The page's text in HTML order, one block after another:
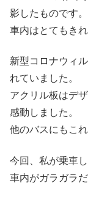
影したものです。
車内はとてもきれ
新型コロナウィ
れていました。
アクリル板はデ
感動しました。
他のバスにもこ
今回、私が乗車
車内がガラガラ